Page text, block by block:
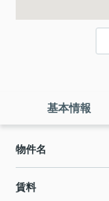
基本情報
物件名
賃料